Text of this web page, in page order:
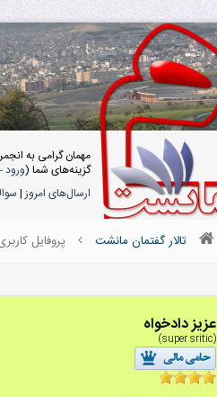
مهمان گرامی به
گزینه‌های شما (ورود
ارسال‌های امروز|
تالار گفتمان مانشت پروفایل
عزیز دادخواه
(super sritic)